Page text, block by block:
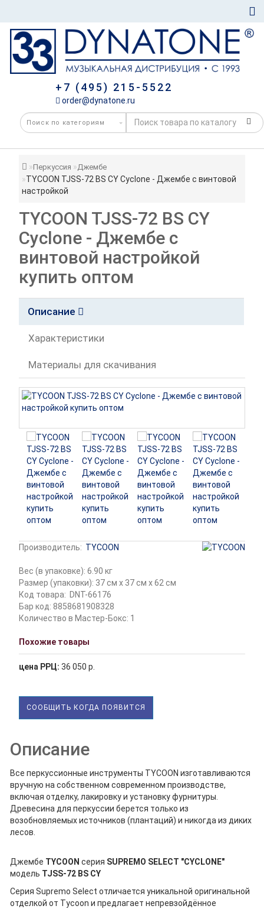
+7 (495) 215-5522
order@dynatone.ru
Перкуссия Джембе
TYCOON TJSS-72 BS CY Cyclone - Джембе с винтовой
настройкой
TYCOON TJSS-72 BS CY
Cyclone - Джембе с
винтовой настройкой
купить оптом
Описание
Характеристики
Материалы для скачивания
Производитель: TYCOON
Вес (в упаковке): 6.90 кг
Размер (упаковки): 37 см x 37 см x 62 см
Код товара: DNT-66176
Бар код: 8858681908328
Количество в Мастер-Бокс: 1
Похожие товары
цена РРЦ: 36 050 р.
СООБЩИТЬ КОГДА ПОЯВИТСЯ
Описание
Все перкуссионные инструменты TYCOON изготавливаются
вручную на собственном современном производстве,
включая отделку, лакировку и установку фурнитуры.
Древесина для перкуссии берется только из
возобновляемых источников (плантаций) и никогда из диких
лесов.
Джембе TYCOONсерия SUPREMO SELECT "CYCLONE"
модель TJSS-72 BS CY
Серия Supremo Select отличается уникальной оригинальной
отделкой от Tycoon и предлагает непревзойдённое